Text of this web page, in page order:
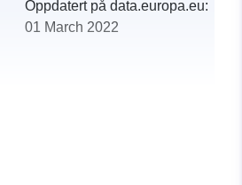
Oppdatert på data.europa.eu:
01 March 2022